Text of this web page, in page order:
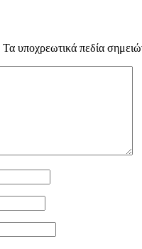
Τα υποχρεωτικά πεδία